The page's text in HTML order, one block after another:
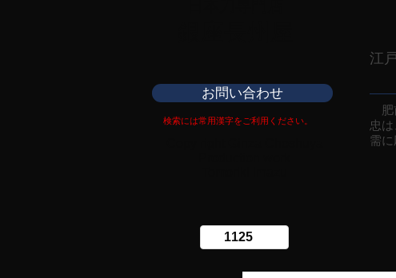
江
お問い合わせ
検索には常用漢字をご利用ください。
肥
忠
需に